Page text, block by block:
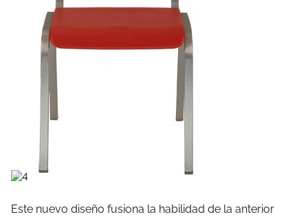
Este nuevo diseño fusiona la habilidad de la anterior